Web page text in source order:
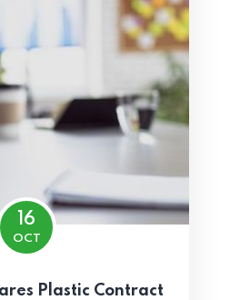
16
OCT
Plastic Contract